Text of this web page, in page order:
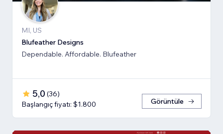
MI, US
Blufeather Designs
Dependable. Affordable. Blufeather
5,0 (36)
Başlangıç fiyatı: $1.800
Görüntüle